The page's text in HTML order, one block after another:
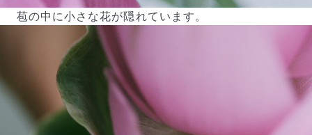
苞の中に小さな花が隠れています。